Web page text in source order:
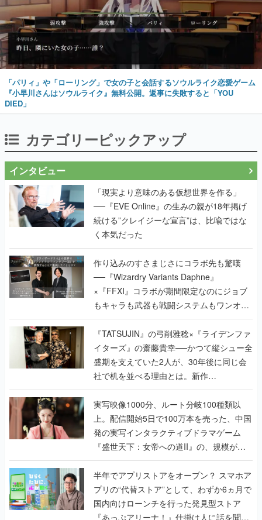
「パリィ」や「ローリング」で女の子と会話するソウルライク恋愛ゲーム
『小早川さんはソウルライク』無料公開。返事に失敗すると「YOU
DIED」
カテゴリーピックアップ
インタビュー
「現実より意味のある仮想世界を作る」
──『EVE Online』の生みの親が18年掲げ
続ける”クレイジーな宣言”は、比喩ではな
く本気だった
作り込みのすさまじさにコラボ先も驚嘆
──『Wizardry Variants Daphne』
×『FFXI』コラボが期間限定なのにジョブ
もキャラも武器も戦闘システムもワンオフ
で作り込まれた理由を両ディレクターに聞
く
『TATSUJIN』の弓削雅稔×『ライデンファ
イターズ』の齋藤貴幸──かつて縦シュー全
盛期を支えていた2人が、30年後に同じ会
社で机を並べる理由とは。新作
『TATSUJIN EXTREME』で初タッグを組
んだレジェンド2人に訊く開発秘話
実写映像1000分、ルート分岐100種類以
上。配信開始5日で100万本を売った、中国
発の実写インタラクティブドラマゲーム
『盛世天下：女帝への道II』の、規模が違
うこだわりをプロデューサーに聞いた
半年でアプリストアをオープン？ スマホア
プリの“代替ストア”として、わずか6ヵ月で
国内向けローンチを行った発見型ストア
『あっぷアリーナ！』仕掛け人に話を聞い